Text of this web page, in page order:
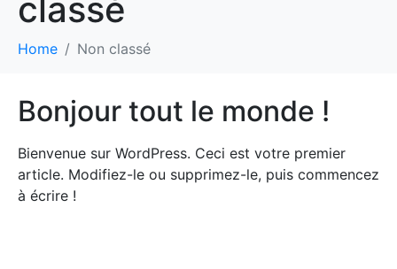
classé
Home Non classé
Bonjour tout le monde !
Bienvenue sur WordPress. Ceci est votre premier
article. Modifiez-le ou supprimez-le, puis commencez
à écrire !